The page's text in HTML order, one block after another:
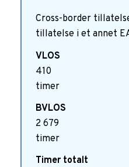
Cross-border
tillatelse i et annet
410
timer
2 679
timer